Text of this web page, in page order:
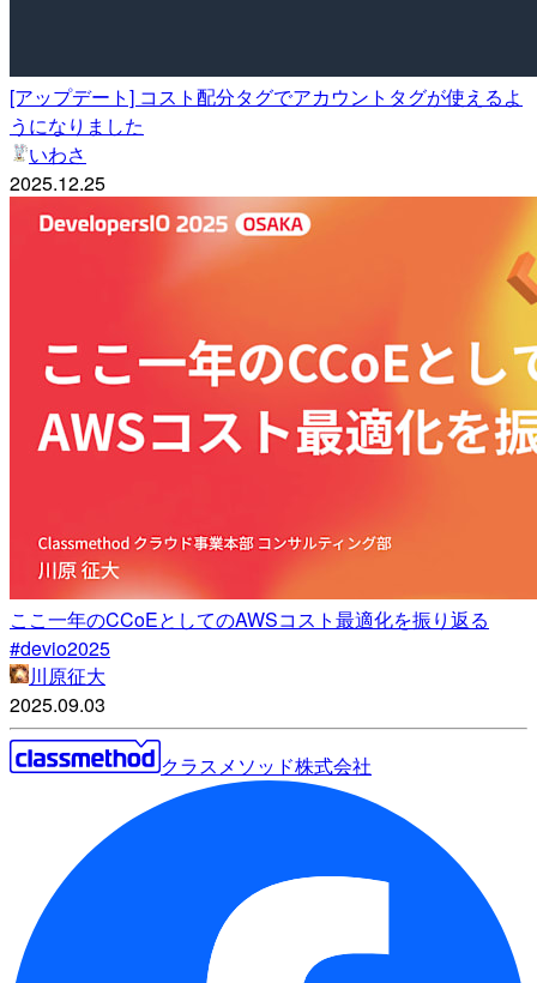
[アップデート] コスト配分タグでアカウントタグが使えるよ
うになりました
いわさ
2025.12.25
ここ一年のCCoEとしてのAWSコスト最適化を振り返る
#devio2025
川原征大
2025.09.03
クラスメソッド株式会社